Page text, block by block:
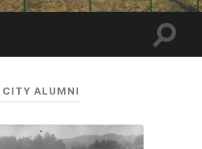
CITY ALUMNI